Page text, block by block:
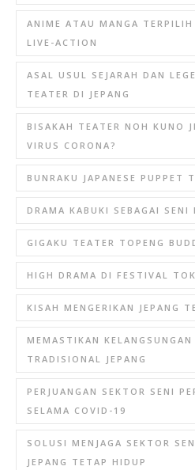
ANIME ATAU MANGA
LIVE-ACTION
ASAL USUL SEJARAH DAN
TEATER DI JEPANG
BISAKAH TEATER NOH KUNO
VIRUS CORONA?
BUNRAKU JAPANESE PUPPET
DRAMA KABUKI SEBAGAI SENI
GIGAKU TEATER TOPENG
HIGH DRAMA DI FESTIVAL
KISAH MENGERIKAN JEPANG
MEMASTIKAN
TRADISIONAL JEPANG
PERJUANGAN SEKTOR SENI
SELAMA COVID-19
SOLUSI MENJAGA SEKTOR
JEPANG TETAP HIDUP